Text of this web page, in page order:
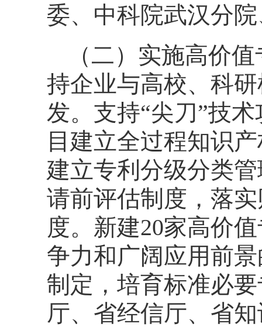
委、中科院武汉分
（二）实施高价
持企业与高校、科
发。支持“尖刀”技
目建立全过程知识
建立专利分级分类
请前评估制度，落
度。新建20家高价
争力和广阔应用前
制定，培育标准必
厅、省经信厅、省